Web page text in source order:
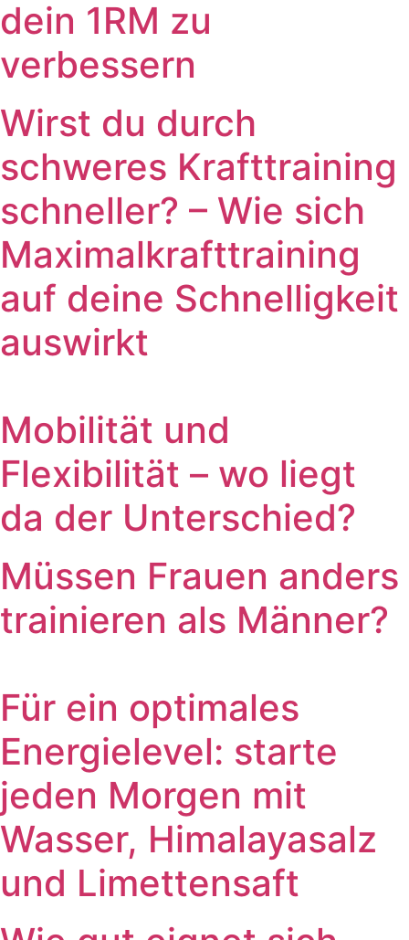
dein 1RM zu
verbessern
Wirst du durch
schweres Krafttraining
schneller? – Wie sich
Maximalkrafttraining
auf deine Schnelligkeit
auswirkt
Mobilität und
Flexibilität – wo liegt
da der Unterschied?
Müssen Frauen anders
trainieren als Männer?
Für ein optimales
Energielevel: starte
jeden Morgen mit
Wasser, Himalayasalz
und Limettensaft